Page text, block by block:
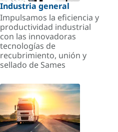
Industria general
Impulsamos la eficiencia y
productividad industrial
con las innovadoras
tecnologías de
recubrimiento, unión y
sellado de Sames